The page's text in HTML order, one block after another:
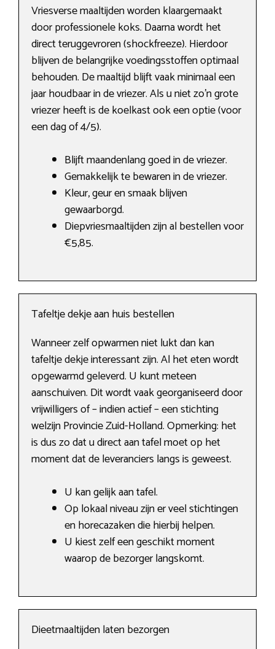
Vriesverse maaltijden worden klaargemaakt
door professionele koks. Daarna wordt het
direct teruggevroren (shockfreeze). Hierdoor
blijven de belangrijke voedingsstoffen optimaal
behouden. De maaltijd blijft vaak minimaal een
jaar houdbaar in de vriezer. Als u niet zo’n grote
vriezer heeft is de koelkast ook een optie (voor
een dag of 4/5).
Blijft maandenlang goed in de vriezer.
Gemakkelijk te bewaren in de vriezer.
Kleur, geur en smaak blijven
gewaarborgd.
Diepvriesmaaltijden zijn al bestellen voor
€5,85.
Tafeltje dekje aan huis bestellen
Wanneer zelf opwarmen niet lukt dan kan
tafeltje dekje interessant zijn. Al het eten wordt
opgewarmd geleverd. U kunt meteen
aanschuiven. Dit wordt vaak georganiseerd door
vrijwilligers of – indien actief – een stichting
welzijn Provincie Zuid-Holland. Opmerking: het
is dus zo dat u direct aan tafel moet op het
moment dat de leveranciers langs is geweest.
U kan gelijk aan tafel.
Op lokaal niveau zijn er veel stichtingen
en horecazaken die hierbij helpen.
U kiest zelf een geschikt moment
waarop de bezorger langskomt.
Dieetmaaltijden laten bezorgen